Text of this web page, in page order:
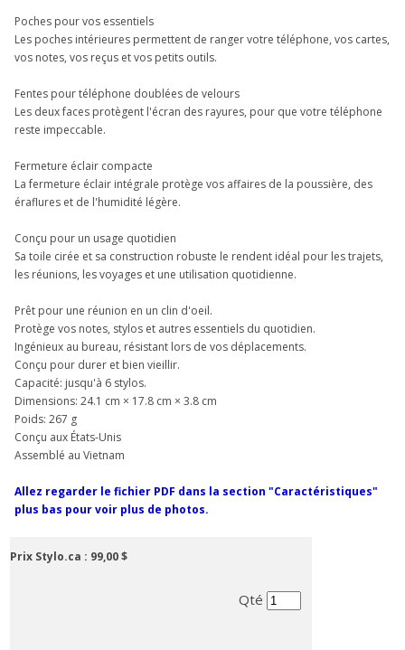
Poches pour vos essentiels
Les poches intérieures permettent de ranger votre téléphone, vos cartes,
vos notes, vos reçus et vos petits outils.
Fentes pour téléphone doublées de velours
Les deux faces protègent l'écran des rayures, pour que votre téléphone
reste impeccable.
Fermeture éclair compacte
La fermeture éclair intégrale protège vos affaires de la poussière, des
éraflures et de l'humidité légère.
Conçu pour un usage quotidien
Sa toile cirée et sa construction robuste le rendent idéal pour les trajets,
les réunions, les voyages et une utilisation quotidienne.
Prêt pour une réunion en un clin d'oeil.
Protège vos notes, stylos et autres essentiels du quotidien.
Ingénieux au bureau, résistant lors de vos déplacements.
Conçu pour durer et bien vieillir.
Capacité: jusqu'à 6 stylos.
Dimensions: 24.1 cm × 17.8 cm × 3.8 cm
Poids: 267 g
Conçu aux États-Unis
Assemblé au Vietnam
Allez regarder le fichier PDF dans la section "Caractéristiques"
plus bas pour voir plus de photos.
Prix Stylo.ca : 99,00 $
Qté